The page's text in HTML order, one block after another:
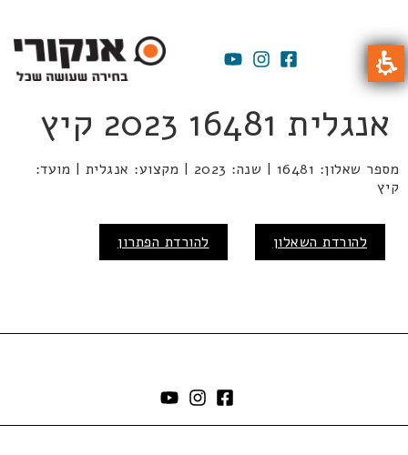
אנגלית 16481 2023 קיץ
מספר שאלון: 16481 | שנה: 2023 | מקצוע: אנגלית | מועד:
קיץ
להורדת השאלון להורדת הפתרון